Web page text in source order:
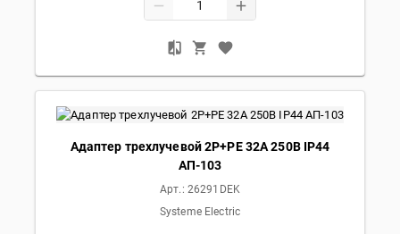
Адаптер трехлучевой 2Р+РЕ 32А 250В IP44
АП-103
Арт.: 26291DEK
Systeme Electric